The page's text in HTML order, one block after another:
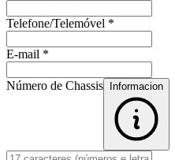
Telefone/Telemóvel *
E-mail *
Número de Chassis Informacion